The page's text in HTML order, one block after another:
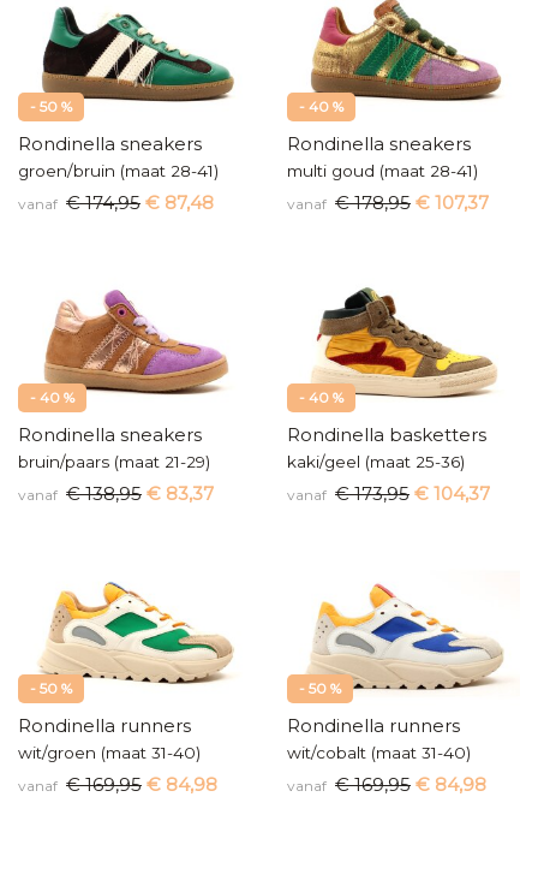
- 50 %
Rondinella sneakers
groen/bruin (maat 28-41)
vanaf € 174,95 € 87,48
- 40 %
Rondinella sneakers
multi goud (maat 28-41)
vanaf € 178,95 € 107,37
- 40 %
Rondinella sneakers
bruin/paars (maat 21-29)
vanaf € 138,95 € 83,37
- 40 %
Rondinella basketters
kaki/geel (maat 25-36)
vanaf € 173,95 € 104,37
- 50 %
Rondinella runners
wit/groen (maat 31-40)
vanaf € 169,95 € 84,98
- 50 %
Rondinella runners
wit/cobalt (maat 31-40)
vanaf € 169,95 € 84,98